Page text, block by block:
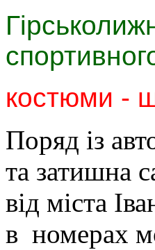
спо
костюми -
Поряд із
та затишна
від міста
в номерах